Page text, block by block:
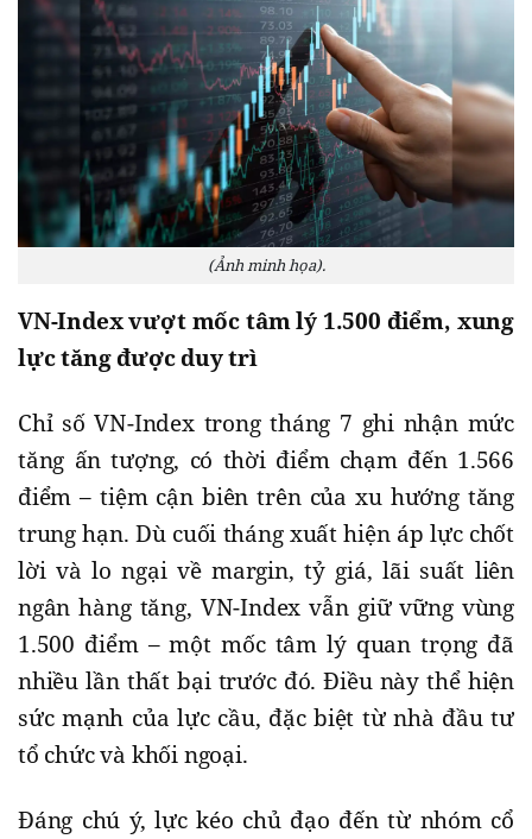
(Ảnh minh họa).
VN-Index vượt mốc tâm lý 1.500 điểm, xung
lực tăng được duy trì
Chỉ số VN-Index trong tháng 7 ghi nhận mức
tăng ấn tượng, có thời điểm chạm đến 1.566
điểm – tiệm cận biên trên của xu hướng tăng
trung hạn. Dù cuối tháng xuất hiện áp lực chốt
lời và lo ngại về margin, tỷ giá, lãi suất liên
ngân hàng tăng, VN-Index vẫn giữ vững vùng
1.500 điểm – một mốc tâm lý quan trọng đã
nhiều lần thất bại trước đó. Điều này thể hiện
sức mạnh của lực cầu, đặc biệt từ nhà đầu tư
tổ chức và khối ngoại.
Đáng chú ý, lực kéo chủ đạo đến từ nhóm cổ